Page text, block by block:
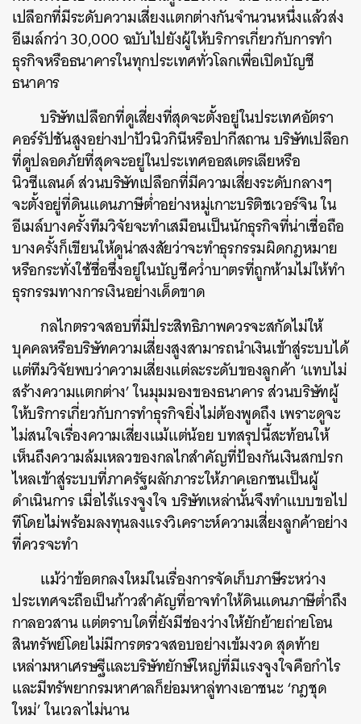
เปลือกที่มีระดับความเสี่ยงแตกต่างกันจำนวนหนึ่งแล้วส่ง
อีเมล์กว่า 30,000 ฉบับไปยังผู้ให้บริการเกี่ยวกับการทำ
ธุรกิจหรือธนาคารในทุกประเทศทั่วโลกเพื่อเปิดบัญชี
ธนาคาร
บริษัทเปลือกที่ดูเสี่ยงที่สุดจะตั้งอยู่ในประเทศอัตรา
คอร์รัปชันสูงอย่างปาปัวนิวกินีหรือปากีสถาน บริษัทเปลือก
ที่ดูปลอดภัยที่สุดจะอยู่ในประเทศออสเตรเลียหรือ
นิวซีแลนด์ ส่วนบริษัทเปลือกที่มีความเสี่ยงระดับกลางๆ
จะตั้งอยู่ที่ดินแดนภาษีต่ำอย่างหมู่เกาะบริติชเวอร์จิน ใน
อีเมล์บางครั้งทีมวิจัยจะทำเสมือนเป็นนักธุรกิจที่น่าเชื่อถือ
บางครั้งก็เขียนให้ดูน่าสงสัยว่าจะทำธุรกรรมผิดกฎหมาย
หรือกระทั่งใช้ชื่อซึ่งอยู่ในบัญชีคว่ำบาตรที่ถูกห้ามไม่ให้ทำ
ธุรกรรมทางการเงินอย่างเด็ดขาด
กลไกตรวจสอบที่มีประสิทธิภาพควรจะสกัดไม่ให้
บุคคลหรือบริษัทความเสี่ยงสูงสามารถนำเงินเข้าสู่ระบบได้
แต่ทีมวิจัยพบว่าความเสี่ยงแต่ละระดับของลูกค้า ‘แทบไม่
สร้างความแตกต่าง’ ในมุมมองของธนาคาร ส่วนบริษัทผู้
ให้บริการเกี่ยวกับการทำธุรกิจยิ่งไม่ต้องพูดถึง เพราะดูจะ
ไม่สนใจเรื่องความเสี่ยงแม้แต่น้อย บทสรุปนี้สะท้อนให้
เห็นถึงความล้มเหลวของกลไกสำคัญที่ป้องกันเงินสกปรก
ไหลเข้าสู่ระบบที่ภาครัฐผลักภาระให้ภาคเอกชนเป็นผู้
ดำเนินการ เมื่อไร้แรงจูงใจ บริษัทเหล่านั้นจึงทำแบบขอไป
ทีโดยไม่พร้อมลงทุนลงแรงวิเคราะห์ความเสี่ยงลูกค้าอย่าง
ที่ควรจะทำ
แม้ว่าข้อตกลงใหม่ในเรื่องการจัดเก็บภาษีระหว่าง
ประเทศจะถือเป็นก้าวสำคัญที่อาจทำให้ดินแดนภาษีต่ำถึง
กาลอวสาน แต่ตราบใดที่ยังมีช่องว่างให้ยักย้ายถ่ายโอน
สินทรัพย์โดยไม่มีการตรวจสอบอย่างเข้มงวด สุดท้าย
เหล่ามหาเศรษฐีและบริษัทยักษ์ใหญ่ที่มีแรงจูงใจคือกำไร
และมีทรัพยากรมหาศาลก็ย่อมหาลู่ทางเอาชนะ ‘กฎชุด
ใหม่’ ในเวลาไม่นาน